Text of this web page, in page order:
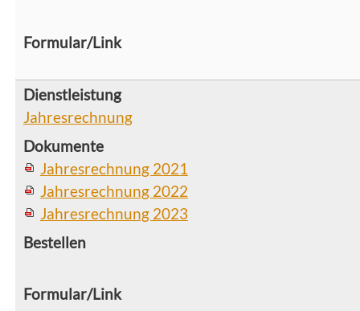
Jahresrechnung
Jahresrechnung 2021
Jahresrechnung 2022
Jahresrechnung 2023